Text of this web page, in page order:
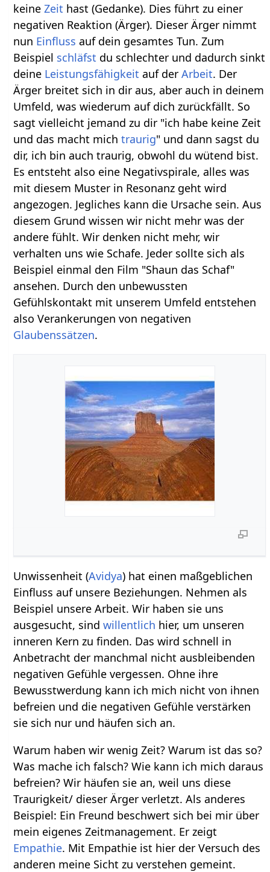
keineZeit hast (Gedanke). Dies führt zu einer
negativen Reaktion (Ärger). Dieser Ärger nimmt
nun Einfluss auf dein gesamtes Tun. Zum
Beispiel schläfst du schlechter und dadurch sinkt
deine Leistungsfähigkeit auf derArbeit. Der
Ärger breitet sich in dir aus, aber auch in deinem
Umfeld, was wiederum auf dich zurückfällt. So
sagt vielleicht jemand zu dir "ich habe keine Zeit
und das macht michtraurig" und dann sagst du
dir, ich bin auch traurig, obwohl du wütend bist.
Es entsteht also eine Negativspirale, alles was
mit diesem Muster in Resonanz geht wird
angezogen. Jegliches kann die Ursache sein. Aus
diesem Grund wissen wir nicht mehr was der
andere fühlt. Wir denken nicht mehr, wir
verhalten uns wie Schafe. Jeder sollte sich als
Beispiel einmal den Film "Shaun das Schaf"
ansehen. Durch den unbewussten
Gefühlskontakt mit unserem Umfeld entstehen
also Verankerungen von negativen
Glaubenssätzen.
Unwissenheit (Avidya) hat einen maßgeblichen
Einfluss auf unsere Beziehungen. Nehmen als
Beispiel unsere Arbeit. Wir haben sie uns
ausgesucht, sindwillentlich hier, um unseren
inneren Kern zu finden. Das wird schnell in
Anbetracht der manchmal nicht ausbleibenden
negativen Gefühle vergessen. Ohne ihre
Bewusstwerdung kann ich mich nicht von ihnen
befreien und die negativen Gefühle verstärken
sie sich nur und häufen sich an.
Warum haben wir wenig Zeit? Warum ist das so?
Was mache ich falsch? Wie kann ich mich daraus
befreien? Wir häufen sie an, weil uns diese
Traurigkeit/ dieser Ärger verletzt. Als anderes
Beispiel: Ein Freund beschwert sich bei mir über
mein eigenes Zeitmanagement. Er zeigt
Empathie. Mit Empathie ist hier der Versuch des
anderen meine Sicht zu verstehen gemeint.